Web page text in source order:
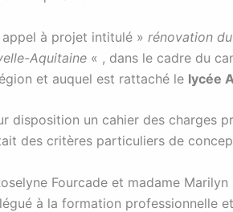
appel à projet intitulé » rénovation
Aquitaine « , dans le cadre du
et auquel est rattaché le lycée
disposition un cahier des charges
des critères particuliers de
Fourcade et madame Marilyn
à la formation professionnelle